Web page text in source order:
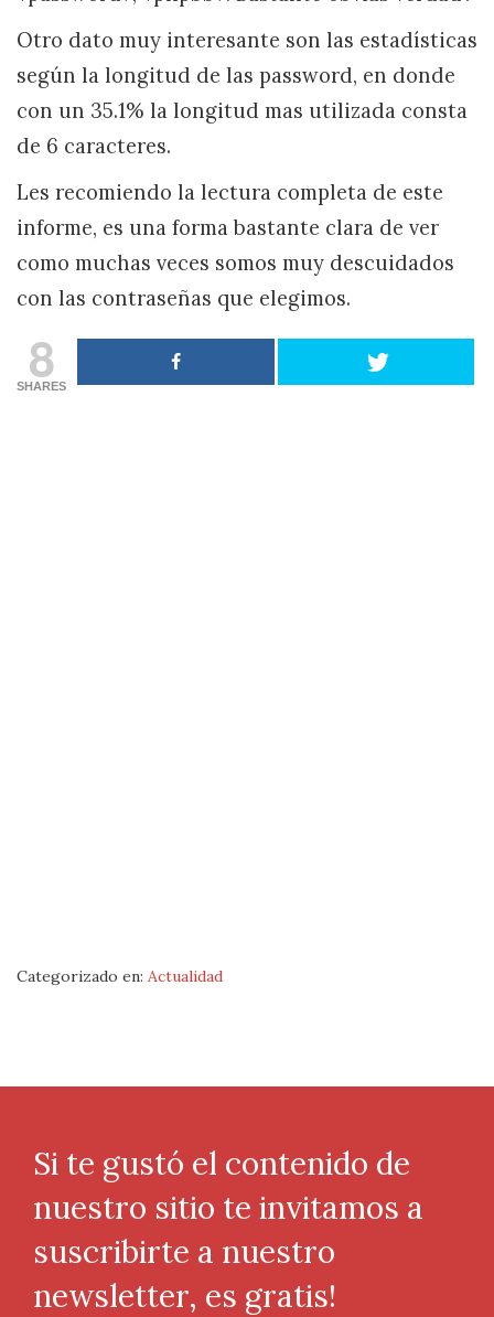
Otro dato muy interesante son las estadísticas
según la longitud de las password, en donde
con un 35.1% la longitud mas utilizada consta
de 6 caracteres.
Les recomiendo la lectura completa de este
informe, es una forma bastante clara de ver
como muchas veces somos muy descuidados
con las contraseñas que elegimos.
8
SHARES
Categorizado en: Actualidad
Si te gustó el contenido de
nuestro sitio te invitamos a
suscribirte a nuestro
newsletter, es gratis!